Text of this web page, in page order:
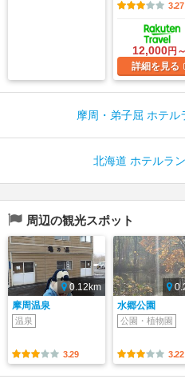
3.27
12,000円～
詳細を見る
摩周・弟子屈 ホテル
北海道 ホテルラ
周辺の観光スポット
0.12km
摩周温泉
温泉
3.29
水郷公園
公園・植物園
3.22